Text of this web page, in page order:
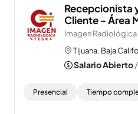
Recepcionista
Cliente - Área
Imagen Radiológica
Tijuana, Baja
Salario Abierto/
Presencial Tiempo